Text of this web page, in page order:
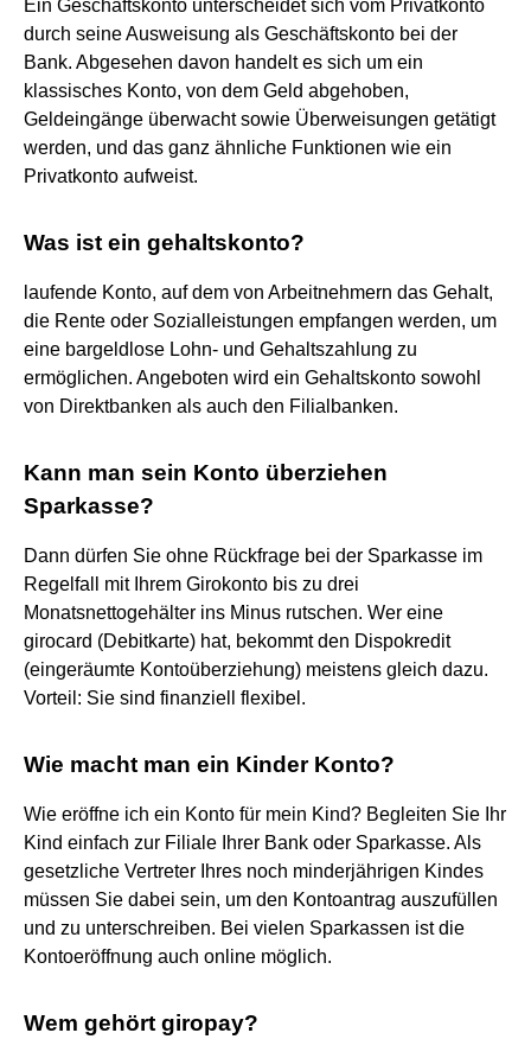
Ein Geschäftskonto unterscheidet sich vom Privatkonto
durch seine Ausweisung als Geschäftskonto bei der
Bank. Abgesehen davon handelt es sich um ein
klassisches Konto, von dem Geld abgehoben,
Geldeingänge überwacht sowie Überweisungen getätigt
werden, und das ganz ähnliche Funktionen wie ein
Privatkonto aufweist.
Was ist ein gehaltskonto?
laufende Konto, auf dem von Arbeitnehmern das Gehalt,
die Rente oder Sozialleistungen empfangen werden, um
eine bargeldlose Lohn- und Gehaltszahlung zu
ermöglichen. Angeboten wird ein Gehaltskonto sowohl
von Direktbanken als auch den Filialbanken.
Kann man sein Konto überziehen
Sparkasse?
Dann dürfen Sie ohne Rückfrage bei der Sparkasse im
Regelfall mit Ihrem Girokonto bis zu drei
Monatsnettogehälter ins Minus rutschen. Wer eine
girocard (Debitkarte) hat, bekommt den Dispokredit
(eingeräumte Kontoüberziehung) meistens gleich dazu.
Vorteil: Sie sind finanziell flexibel.
Wie macht man ein Kinder Konto?
Wie eröffne ich ein Konto für mein Kind? Begleiten Sie Ihr
Kind einfach zur Filiale Ihrer Bank oder Sparkasse. Als
gesetzliche Vertreter Ihres noch minderjährigen Kindes
müssen Sie dabei sein, um den Kontoantrag auszufüllen
und zu unterschreiben. Bei vielen Sparkassen ist die
Kontoeröffnung auch online möglich.
Wem gehört giropay?